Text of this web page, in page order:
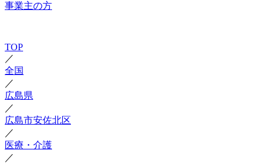
事業主の方
TOP
／
全国
／
広島県
／
広島市安佐北区
／
医療・介護
／